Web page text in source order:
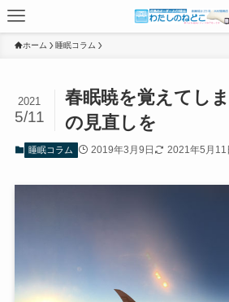
ホーム 睡眠コラム
春眠暁を覚えてし
の見直しを
2021
5/11
睡眠コラム 2019年3月9日 2021年5月11